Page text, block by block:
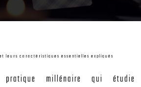
leurs caractéristiques essentielles expliqués
pratique millénaire qui étudie